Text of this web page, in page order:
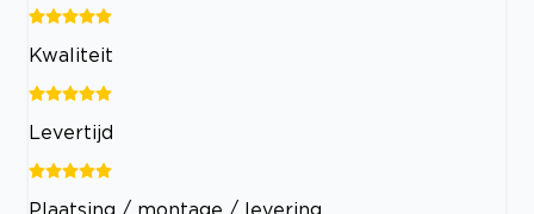
Kwaliteit
Levertijd
Plaatsing / montage / levering